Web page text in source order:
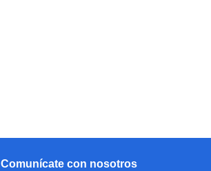
Comunícate con nosotros